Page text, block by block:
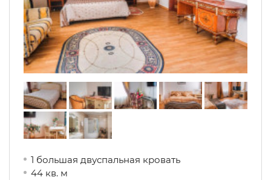
1 большая двуспальная кровать
44 кв. м